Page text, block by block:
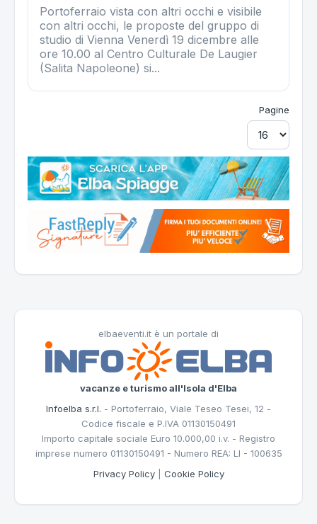
Portoferraio vista con altri occhi e visibile
con altri occhi, le proposte del gruppo di
studio di Vienna Venerdì 19 dicembre alle
ore 10.00 al Centro Culturale De Laugier
(Salita Napoleone) si...
Pagine
elbaeventi.it è un portale di
vacanze e turismo all'Isola d'Elba
Infoelba s.r.l. - Portoferraio, Viale Teseo Tesei, 12 -
Codice fiscale e P.IVA 01130150491
Importo capitale sociale Euro 10.000,00 i.v. - Registro
imprese numero 01130150491 - Numero REA: LI - 100635
Privacy Policy| Cookie Policy